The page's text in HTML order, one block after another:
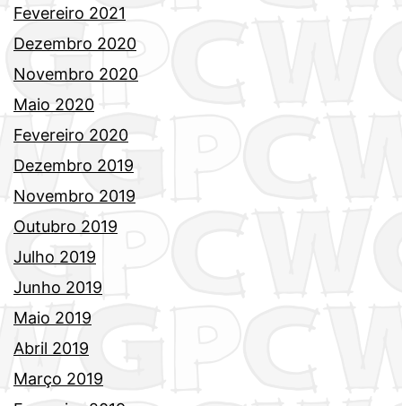
Fevereiro 2021
Dezembro 2020
Novembro 2020
Maio 2020
Fevereiro 2020
Dezembro 2019
Novembro 2019
Outubro 2019
Julho 2019
Junho 2019
Maio 2019
Abril 2019
Março 2019